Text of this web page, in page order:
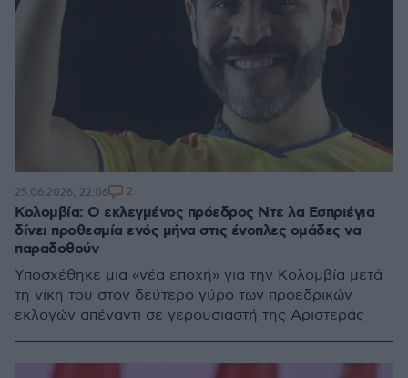
Κολομβία: Ο εκλεγμένος πρόεδρος Ντε λα Εσπριέγια
δίνει προθεσμία ενός μήνα στις ένοπλες ομάδες να
παραδοθούν
Υποσχέθηκε μια «νέα εποχή» για την Κολομβία μετά
τη νίκη του στον δεύτερο γύρο των προεδρικών
εκλογών απέναντι σε γερουσιαστή της Αριστεράς
25.06.2026, 22:06 2